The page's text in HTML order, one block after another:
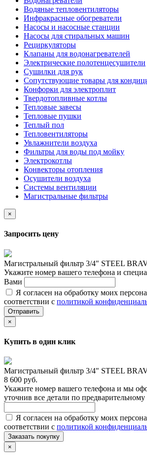
Водяные тепловентиляторы
Инфракрасные обогреватели
Насосы и насосные станции
Насосы для стиральных машин
Рециркуляторы
Клапаны для водонагревателей
Электрические полотенцесушители
Сушилки для рук
Сопутствующие товары для
Конфорки для электроплит
Твердотопливные котлы
Тепловые завесы
Тепловые пушки
Теплый пол
Тепловентиляторы
Увлажнители воздуха
Фильтры для воды под мойку
Электрокотлы
Конвекторы отопления
Осушители воздуха
Системы вентиляции
Магистральные фильтры
×
Запросить цену
Магистральный фильтр 3/4" STEEL
Укажите номер вашего телефона и
Вами
Я согласен на обработку моих
соответствии с политикой
Отправить
×
Купить в один клик
Магистральный фильтр 3/4" STEEL
8 600 руб.
Укажите номер вашего телефона и мы
уточнив все детали по предварительному
Я согласен на обработку моих
соответствии с политикой
Заказать покупку
×